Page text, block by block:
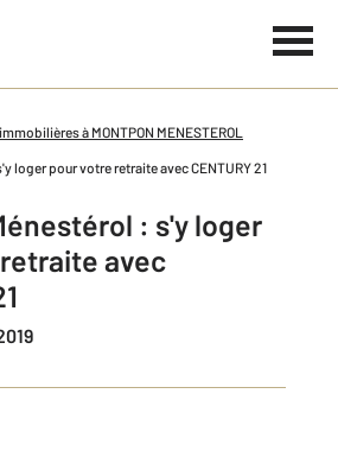
à MONTPON MENESTEROL
loger pour votre retraite avec CENTURY 21
: s'y loger
avec